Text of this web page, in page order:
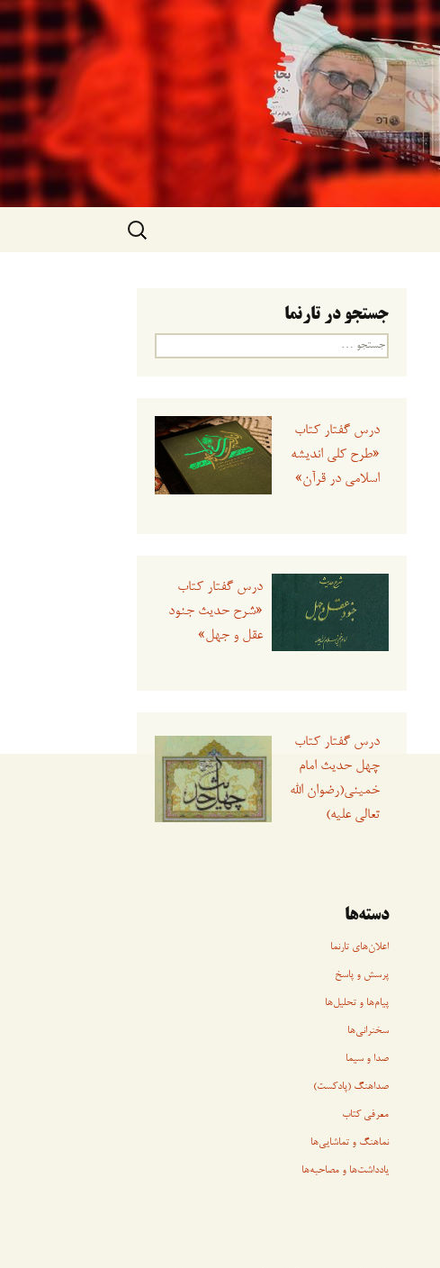
جستجو
برای:
جستجو در تارنما
جستجو
درس گفتار کتاب
«طرح کلی اندیشه
اسلامی در قرآن»
درس گفتار کتاب
«شرح حدیث جنود
عقل و جهل»
درس گفتار کتاب
چهل حدیث امام
خمینی(رضوان الله
تعالی علیه)
دسته‌ها
اعلان‌های تارنما
پرسش و پاسخ
پیام‌ها و تحلیل‌ها
سخنرانی‏‏‌ها
صدا و سیما
صداهنگ (پادکست)
معرفی کتاب
نماهنگ و تماشایی‌ها
یادداشت‌ها و مصاحبه‌ها